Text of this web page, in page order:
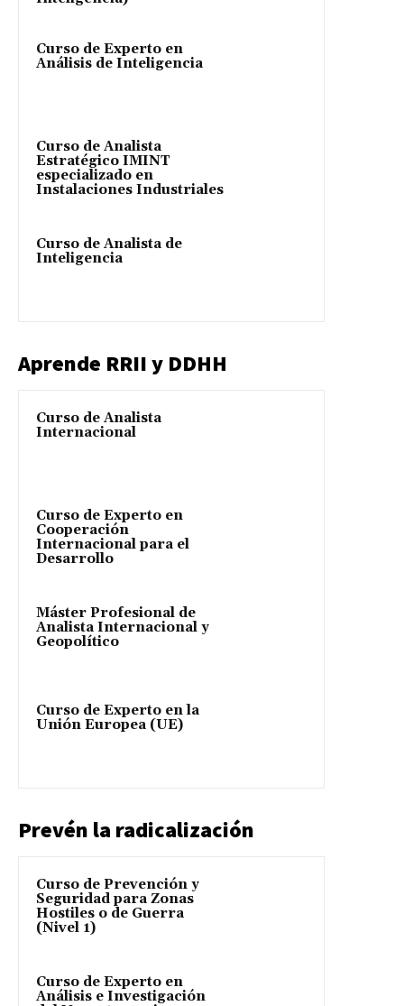
Curso de Experto en
Análisis de Inteligencia
Curso de Analista
Estratégico IMINT
especializado en
Instalaciones Industriales
Curso de Analista de
Inteligencia
Aprende RRII y DDHH
Curso de Analista
Internacional
Curso de Experto en
Cooperación
Internacional para el
Desarrollo
Máster Profesional de
Analista Internacional y
Geopolítico
Curso de Experto en la
Unión Europea (UE)
Prevén la radicalización
Curso de Prevención y
Seguridad para Zonas
Hostiles o de Guerra
(Nivel 1)
Curso de Experto en
Análisis e Investigación